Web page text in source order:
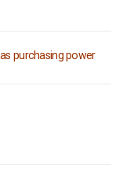
purchasing power